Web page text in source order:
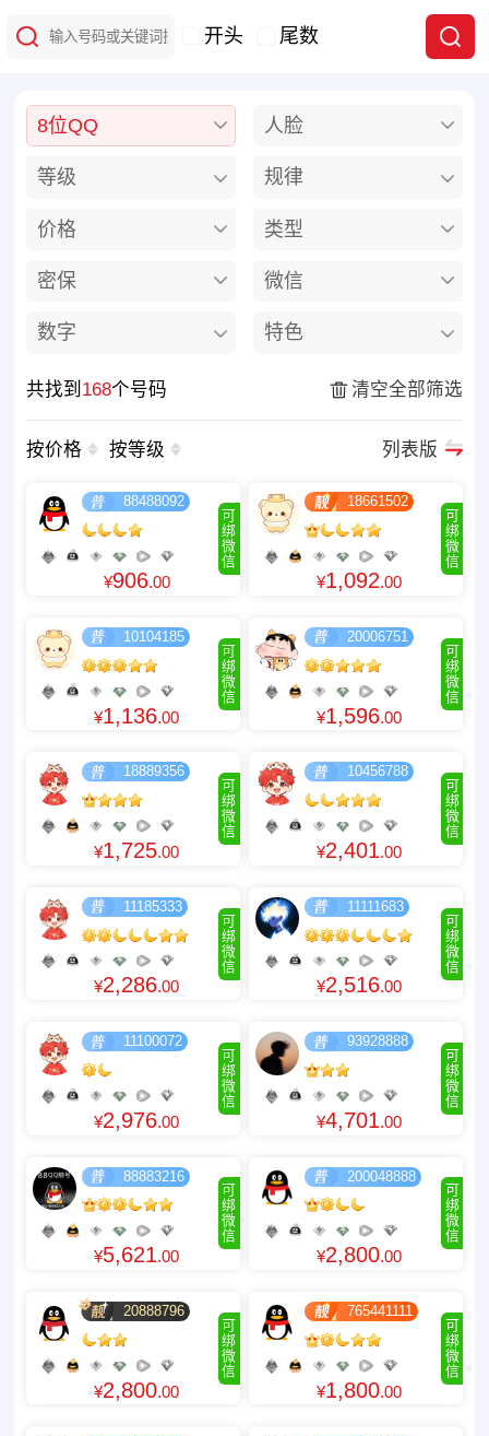
开头 尾数
8位QQ 人脸
等级 规律
价格 类型
密保 微信
数字 特色
共找到 168个号码 清空全部筛选
按价格 按等级 列表版
可
绑
微
信
88488092
¥906.00
可
绑
微
信
18661502
¥1,092.00
可
绑
微
信
10104185
¥1,136.00
可
绑
微
信
20006751
¥1,596.00
可
绑
微
信
18889356
¥1,725.00
可
绑
微
信
10456788
¥2,401.00
可
绑
微
信
11185333
¥2,286.00
可
绑
微
信
11111683
¥2,516.00
可
绑
微
信
11100072
¥2,976.00
可
绑
微
信
93928888
¥4,701.00
可
绑
微
信
88883216
¥5,621.00
可
绑
微
信
200048888
¥2,800.00
可
绑
微
信
20888796
¥2,800.00
可
绑
微
信
765441111
¥1,800.00